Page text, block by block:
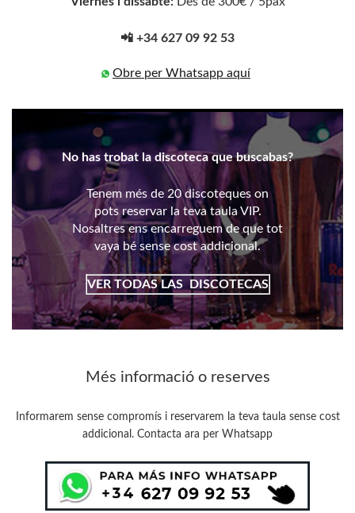
📲 +34 627 09 92 53
Obre per Whatsapp aquí
No has trobat la discoteca que buscabas?
Tenem més de 20 discoteques on
pots reservar la teva taula VIP.
Nosaltres ens encarreguem de que tot
vaya bé sense cost addicional.
VER TODAS LASDISCOTECAS
Més informació o reserves
Informarem sense compromís i reservarem la teva taula sense cost
addicional. Contacta ara per Whatsapp